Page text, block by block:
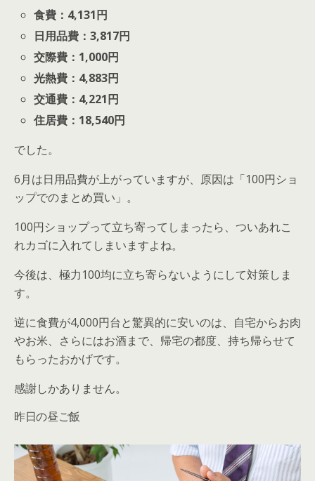
食費：4,131円
日用品費：3,817円
交際費：1,000円
光熱費：4,883円
交通費：4,221円
住居費：18,540円
でした。
6月は日用品費が上がっていますが、原因は「100円ショ
ップでのまとめ買い」。
100円ショップって立ち寄ってしまったら、ついあれこ
れカゴに入れてしまいますよね。
今後は、極力100均に立ち寄らないようにして対策しま
す。
逆に食費が4,000円台と驚異的に安いのは、自宅からお肉
やお米、さらにはお酒まで、帰宅の都度、持ち帰らせて
もらったおかげです。
感謝しかありません。
昨日の昼ご飯